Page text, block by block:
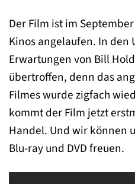
Der Film ist im
Kinos angelaufen. In den
Erwartungen von Bill
übertroffen, denn das
Filmes wurde zigfach
kommt der Film jetzt
Handel. Und wir können
Blu-ray und DVD freuen.